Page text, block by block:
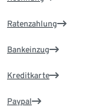
Ratenzahlung
Bankeinzug
Kreditkarte
Paypal